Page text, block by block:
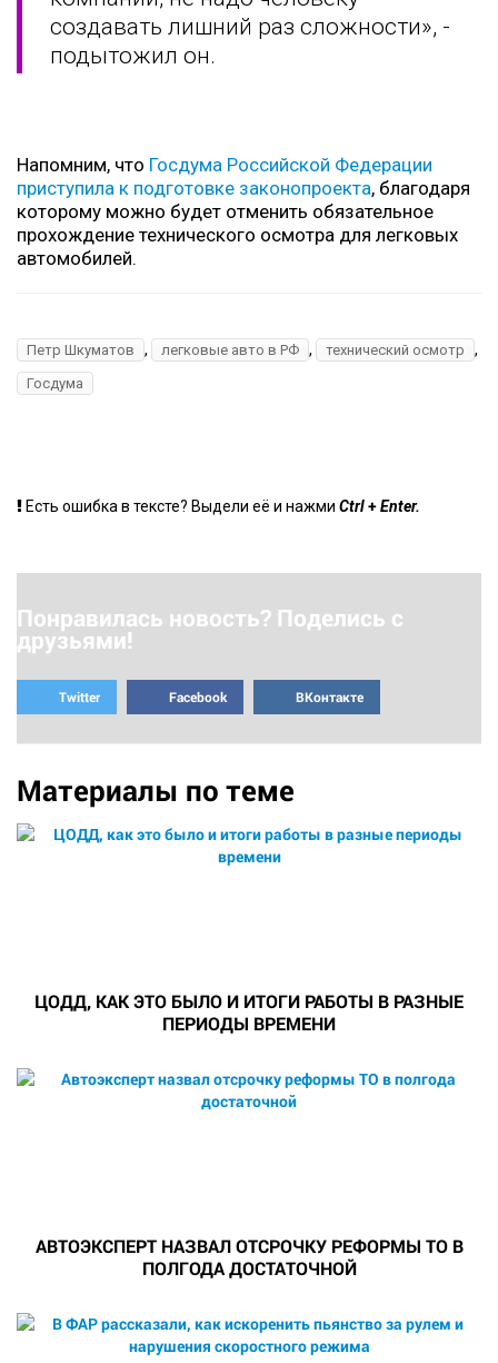
создавать лишний раз сложности», -
подытожил он.
Напомним, что Госдума Российской Федерации
приступила к подготовке законопроекта, благодаря
которому можно будет отменить обязательное
прохождение технического осмотра для легковых
автомобилей.
Петр Шкуматов , легковые авто в РФ , технический осмотр ,
Госдума
Есть ошибка в тексте? Выдели её и нажми Ctrl+Enter.
Понравилась новость? Поделись с
друзьями!
Twitter Facebook ВКонтакте
Материалы по теме
ЦОДД, КАК ЭТО БЫЛО И ИТОГИ РАБОТЫ В РАЗНЫЕ
ПЕРИОДЫ ВРЕМЕНИ
АВТОЭКСПЕРТ НАЗВАЛ ОТСРОЧКУ РЕФОРМЫ ТО В
ПОЛГОДА ДОСТАТОЧНОЙ